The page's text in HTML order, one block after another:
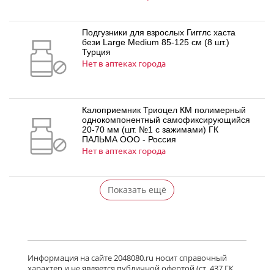
Подгузники для взрослых Гигглс хаста
бези Large Medium 85-125 см (8 шт.)
Турция
Нет в аптеках города
Калоприемник Триоцел КМ полимерный
однокомпонентный самофиксирующийся
20-70 мм (шт. №1 с зажимами) ГК
ПАЛЬМА ООО - Россия
Нет в аптеках города
Показать ещё
Информация на сайте 2048080.ru носит справочный